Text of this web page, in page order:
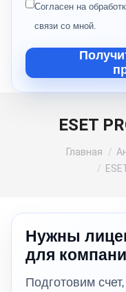
ESET
Вы здесь:Главная
Согласен на
связи со мной.
Нужны
для
Подготовим